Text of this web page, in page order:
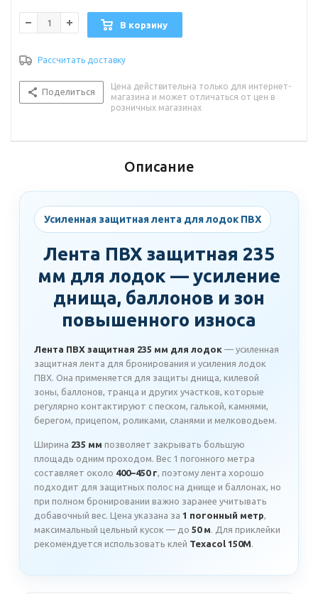
В корзину
Рассчитать доставку
Поделиться
Цена действительна только для интернет-
магазина и может отличаться от цен в
розничных магазинах
Описание
Усиленная защитная лента для лодок ПВХ
Лента ПВХ защитная 235
мм для лодок — усиление
днища, баллонов и зон
повышенного износа
Лента ПВХ защитная 235 мм для лодок — усиленная
защитная лента для бронирования и усиления лодок
ПВХ. Она применяется для защиты днища, килевой
зоны, баллонов, транца и других участков, которые
регулярно контактируют с песком, галькой, камнями,
берегом, прицепом, роликами, сланями и мелководьем.
Ширина 235 мм позволяет закрывать большую
площадь одним проходом. Вес 1 погонного метра
составляет около 400–450 г, поэтому лента хорошо
подходит для защитных полос на днище и баллонах, но
при полном бронировании важно заранее учитывать
добавочный вес. Цена указана за 1 погонный метр,
максимальный цельный кусок — до 50 м. Для приклейки
рекомендуется использовать клей Texacol 150M.